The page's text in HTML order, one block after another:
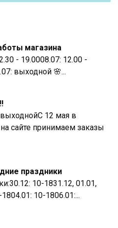
магазина
- 19.0008.07: 12.00 -
выходной 🌸...
12 мая в
сайте принимаем заказы
праздники
10-1831.12, 01.01,
10-1806.01:...